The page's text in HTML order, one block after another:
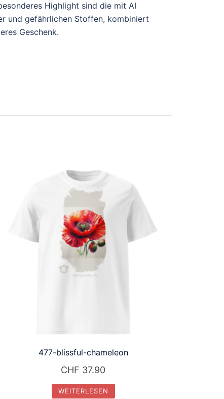
Highlight sind die mit AI
und gefährlichen Stoffen, kombiniert
Geschenk.
477-blissful-chameleon
CHF 37.90
WEITERLESEN